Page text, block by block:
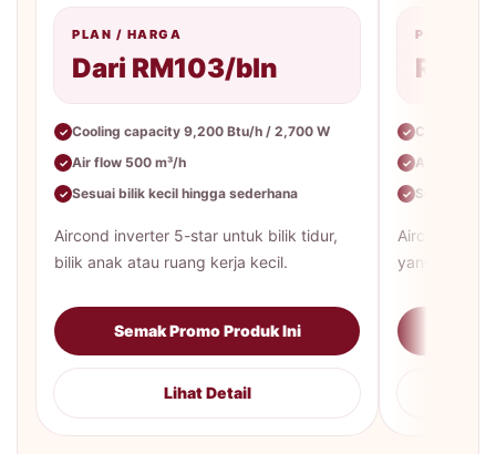
PLAN / HARGA
Dari RM103/bln
✓ Cooling capacity 9,200 Btu/h / 2,700 W
✓ Air flow 500 m³/h
✓ Sesuai bilik kecil hingga sederhana
Aircond inverter 5-star untuk bilik tidur,
bilik anak atau ruang kerja kecil.
Semak Promo Produk Ini
Lihat Detail
PLAN /
✓ Cooling
✓ Air flow 650
✓ Sesuai bilik
Aircond
yang lebih